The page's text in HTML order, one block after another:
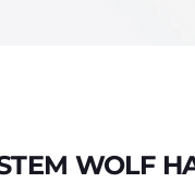
WOLF